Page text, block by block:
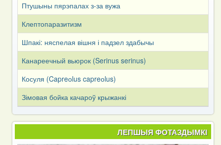
Птушыны пярэпалах з-за вужа
Клептопаразитизм
Шпакі: няспелая вішня і падзел здабычы
Канареечный вьюрок (Serinus serinus)
Косуля (Capreоlus capreоlus)
Зімовая бойка качароў крыжанкі
ЛЕПШЫЯ ФОТАЗДЫМКІ